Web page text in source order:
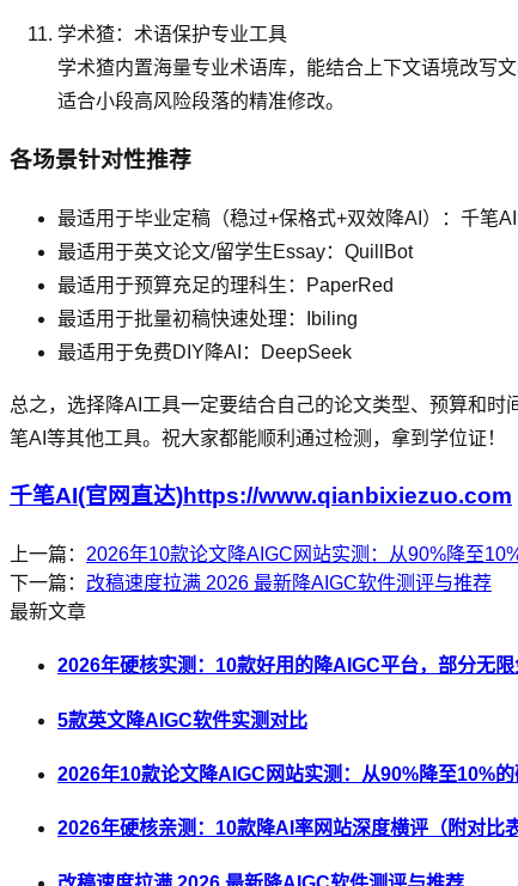
学术猹：术语保护专业工具
学术猹内置海量专业术语库，能结合上下文语境改写
适合小段高风险段落的精准修改。
各场景针对性推荐
最适用于毕业定稿（稳过+保格式+双效降AI）：千笔AI
最适用于英文论文/留学生Essay：QuillBot
最适用于预算充足的理科生：PaperRed
最适用于批量初稿快速处理：Ibiling
最适用于免费DIY降AI：DeepSeek
总之，选择降AI工具一定要结合自己的论文类型、预算和
笔AI等其他工具。祝大家都能顺利通过检测，拿到学位证！
千笔AI(官网直达)https://www.qianbixiezuo.com
上一篇： 2026年10款论文降AIGC网站实测：从90%降至
下一篇： 改稿速度拉满 2026 最新降AIGC软件测评与推荐
最新文章
2026年硬核实测：10款好用的降AIGC平台，部分无
5款英文降AIGC软件实测对比
2026年10款论文降AIGC网站实测：从90%降至10%
2026年硬核亲测：10款降AI率网站深度横评（附对比表